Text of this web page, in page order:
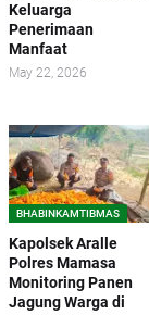
Keluarga
Penerimaan
Manfaat
May 22, 2026
BHABINKAMTIBMAS
Kapolsek Aralle
Polres Mamasa
Monitoring Panen
Jagung Warga di